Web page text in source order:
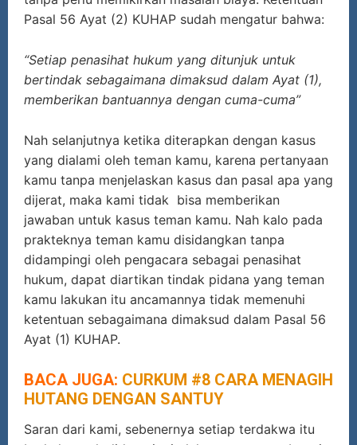
Pasal 56 Ayat (2) KUHAP sudah mengatur bahwa:
“Setiap penasihat hukum yang ditunjuk untuk
bertindak sebagaimana dimaksud dalam Ayat (1),
memberikan bantuannya dengan cuma-cuma”
Nah selanjutnya ketika diterapkan dengan kasus
yang dialami oleh teman kamu, karena pertanyaan
kamu tanpa menjelaskan kasus dan pasal apa yang
dijerat, maka kami tidak bisa memberikan
jawaban untuk kasus teman kamu. Nah kalo pada
prakteknya teman kamu disidangkan tanpa
didampingi oleh pengacara sebagai penasihat
hukum, dapat diartikan tindak pidana yang teman
kamu lakukan itu ancamannya tidak memenuhi
ketentuan sebagaimana dimaksud dalam Pasal 56
Ayat (1) KUHAP.
BACA JUGA: CURKUM #8 CARA MENAGIH
HUTANG DENGAN SANTUY
Saran dari kami, sebenernya setiap terdakwa itu